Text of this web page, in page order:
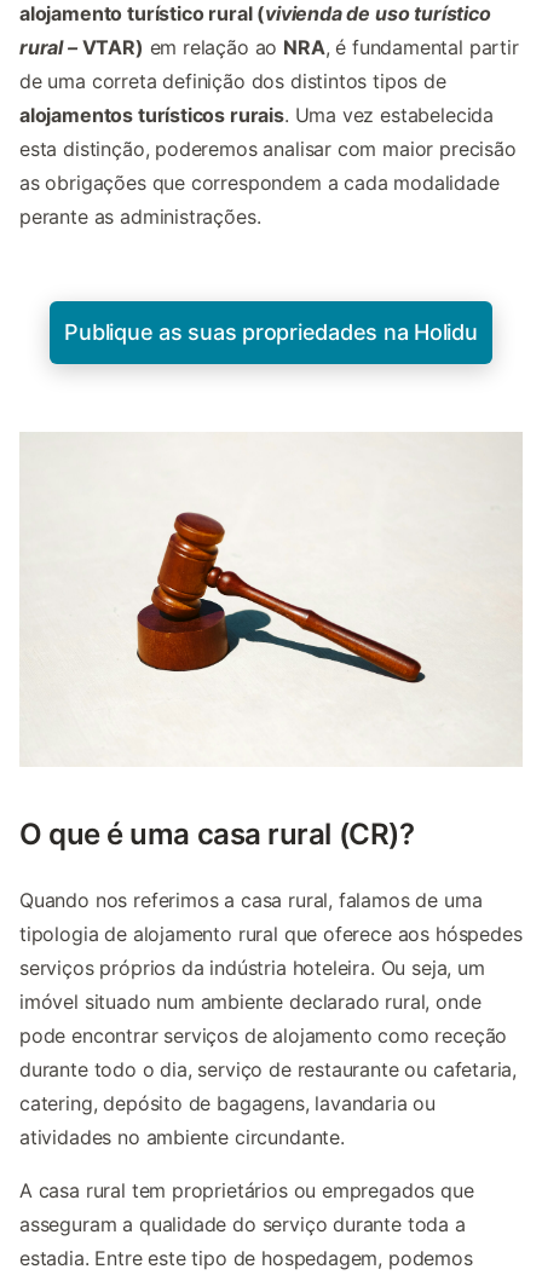
alojamento turístico rural (vivienda de uso turístico
rural – VTAR) em relação ao NRA, é fundamental partir
de uma correta definição dos distintos tipos de
alojamentos turísticos rurais. Uma vez estabelecida
esta distinção, poderemos analisar com maior precisão
as obrigações que correspondem a cada modalidade
perante as administrações.
Publique as suas propriedades na Holidu
O que é uma casa rural (CR)?
Quando nos referimos a casa rural, falamos de uma
tipologia de alojamento rural que oferece aos hóspedes
serviços próprios da indústria hoteleira. Ou seja, um
imóvel situado num ambiente declarado rural, onde
pode encontrar serviços de alojamento como receção
durante todo o dia, serviço de restaurante ou cafetaria,
catering, depósito de bagagens, lavandaria ou
atividades no ambiente circundante.
A casa rural tem proprietários ou empregados que
asseguram a qualidade do serviço durante toda a
estadia. Entre este tipo de hospedagem, podemos